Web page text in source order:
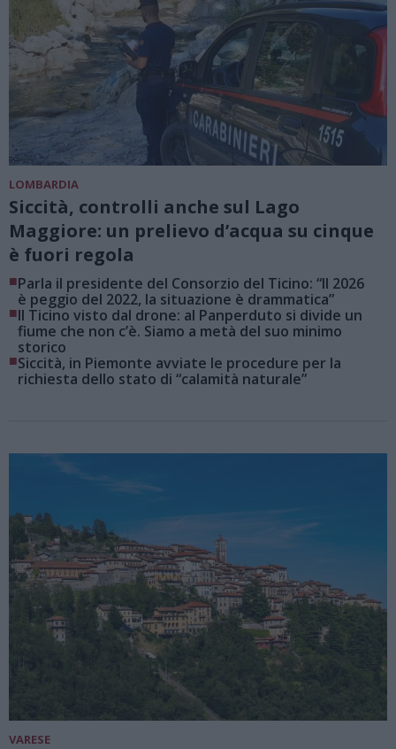
LOMBARDIA
Siccità, controlli anche sul Lago
Maggiore: un prelievo d’acqua su cinque
è fuori regola
■Parla il presidente del Consorzio del Ticino: “Il 2026
è peggio del 2022, la situazione è drammatica”
■Il Ticino visto dal drone: al Panperduto si divide un
fiume che non c’è. Siamo a metà del suo minimo
storico
■Siccità, in Piemonte avviate le procedure per la
richiesta dello stato di “calamità naturale”
VARESE